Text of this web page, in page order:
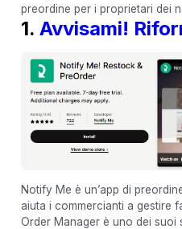
preordine per i proprietari dei
1. Avvisami!
Notify Me è un’app di
aiuta i commercianti a gestire
Order Manager è uno dei suoi